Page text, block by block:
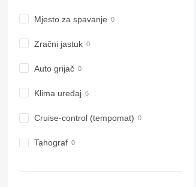
Mjesto za spavanje
Zračni jastuk
Auto grijač
Klima uređaj
Cruise-control (tempomat)
Tahograf